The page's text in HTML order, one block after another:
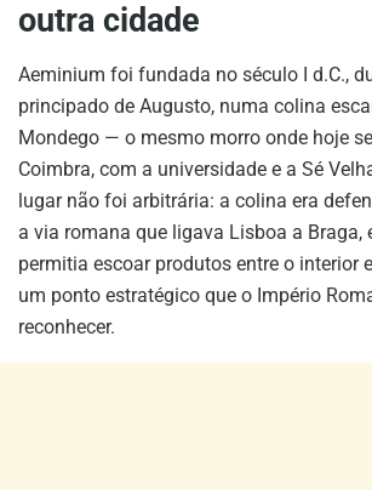
outra cidade
Aeminium foi fundada no século I d.C.,
principado de Augusto, numa colina
Mondego — o mesmo morro onde hoje
Coimbra, com a universidade e a Sé
lugar não foi arbitrária: a colina era
a via romana que ligava Lisboa a Braga,
permitia escoar produtos entre o interior
um ponto estratégico que o Império
reconhecer.